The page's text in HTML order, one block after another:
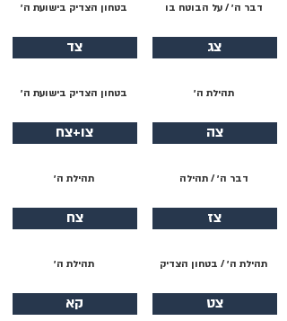
דבר ה׳ / על הבוטח בו
צג
תהילת ה׳
צה
דבר ה׳ / תהילה
צז
תהילת ה׳ / בטחון הצדיק
צט
בטחון הצדיק בישועת ה׳
צד
בטחון הצדיק בישועת ה׳
צו+צח
תהילת ה׳
צח
תהילת ה׳
קא